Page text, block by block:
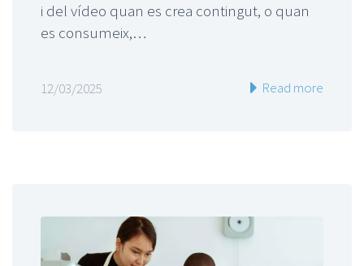
i del vídeo quan es crea contingut, o quan
es consumeix,…
12/03/2025 Read more